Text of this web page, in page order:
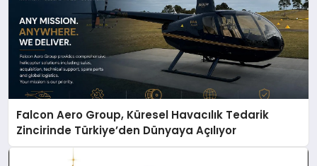
Falcon Aero Group, Küresel Havacılık Tedarik
Zincirinde Türkiye’den Dünyaya Açılıyor